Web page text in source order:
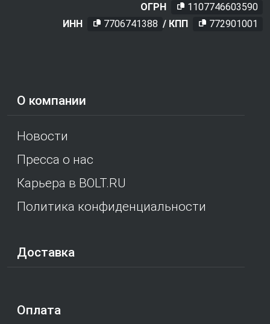
О компании
Новости
Пресса о нас
Карьера в BOLT.RU
Политика конфиденциальности
Доставка
Оплата
ОГРН
1107746603590
ИНН
7706741388 / КПП 772901001